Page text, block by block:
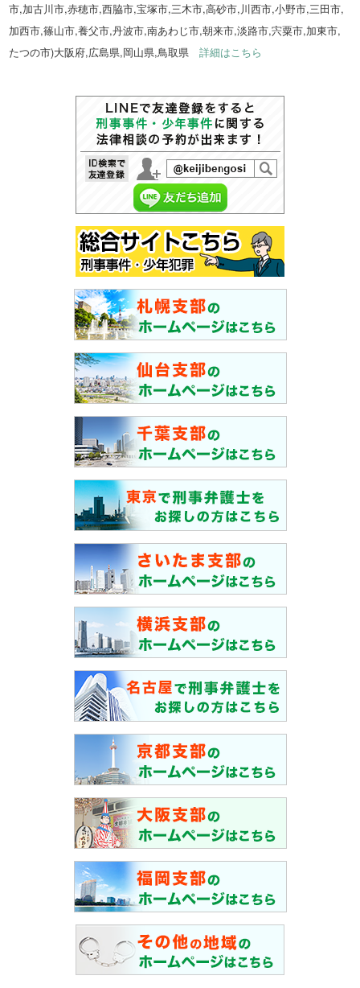
市,加古川市,赤穂市,西脇市,宝塚市,三木市,高砂市,川西市,小野市,三田市,
加西市,篠山市,養父市,丹波市,南あわじ市,朝来市,淡路市,宍粟市,加東市,
たつの市)大阪府,広島県,岡山県,鳥取県詳細はこちら